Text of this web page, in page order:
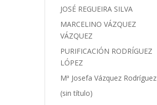
JOSÉ REGUEIRA SILVA
MARCELINO VÁZQUEZ
VÁZQUEZ
PURIFICACIÓN RODRÍGUEZ
LÓPEZ
Mª Josefa Vázquez Rodríguez
(sin título)